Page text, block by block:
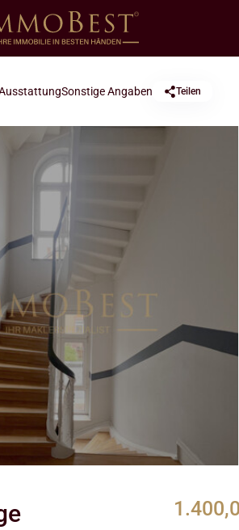
Sonstige Angaben Teilen